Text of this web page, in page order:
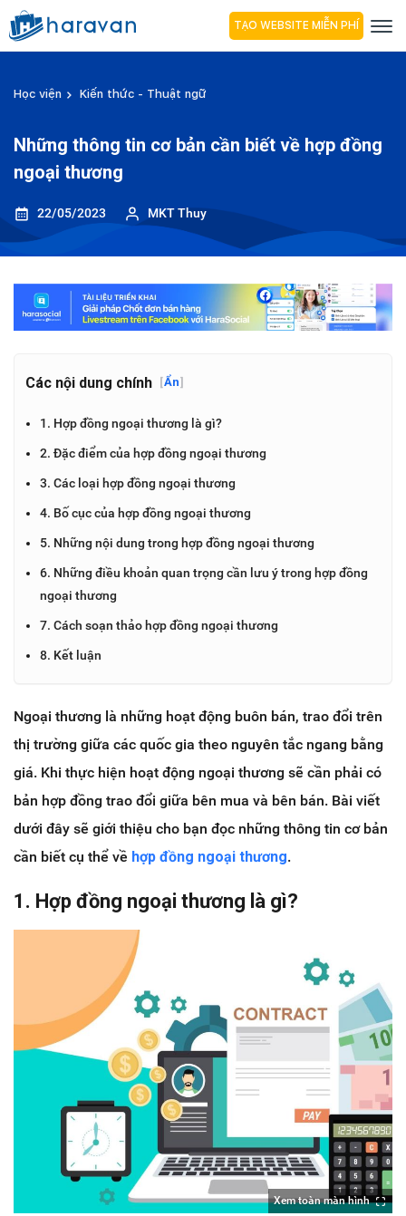
TẠO WEBSITE MIỄN PHÍ
Học viện Kiến thức - Thuật ngữ
Những thông tin cơ bản cần biết về hợp đồng
ngoại thương
22/05/2023 MKT Thuy
Các nội dung chính [Ẩn]
1. Hợp đồng ngoại thương là gì?
2. Đặc điểm của hợp đồng ngoại thương
3. Các loại hợp đồng ngoại thương
4. Bố cục của hợp đồng ngoại thương
5. Những nội dung trong hợp đồng ngoại thương
6. Những điều khoản quan trọng cần lưu ý trong hợp đồng
ngoại thương
7. Cách soạn thảo hợp đồng ngoại thương
8. Kết luận
Ngoại thương là những hoạt động buôn bán, trao đổi trên
thị trường giữa các quốc gia theo nguyên tắc ngang bằng
giá. Khi thực hiện hoạt động ngoại thương sẽ cần phải có
bản hợp đồng trao đổi giữa bên mua và bên bán. Bài viết
dưới đây sẽ giới thiệu cho bạn đọc những thông tin cơ bản
cần biết cụ thể về hợp đồng ngoại thương.
1. Hợp đồng ngoại thương là gì?
Xem toàn màn hình